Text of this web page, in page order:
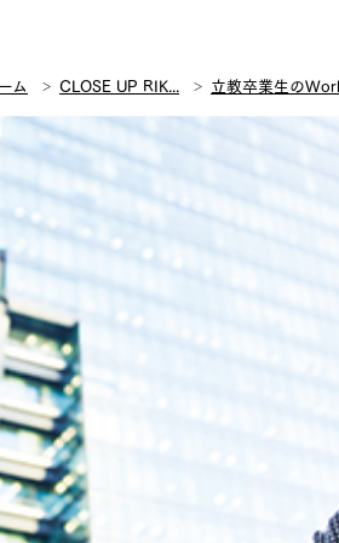
ム CLOSE UP RIK... 立教卒業生の